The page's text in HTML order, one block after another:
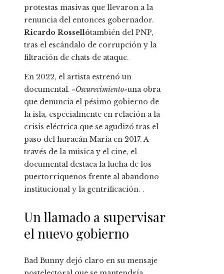
protestas masivas que llevaron a la
renuncia del entonces gobernador.
Ricardo Rossellótambién del PNP,
tras el escándalo de corrupción y la
filtración de chats de ataque.
En 2022, el artista estrenó un
documental. «Oscurecimiento»una obra
que denuncia el pésimo gobierno de
la isla, especialmente en relación a la
crisis eléctrica que se agudizó tras el
paso del huracán María en 2017. A
través de la música y el cine, el
documental destaca la lucha de los
puertorriqueños frente al abandono
institucional y la gentrificación. .
Un llamado a supervisar
el nuevo gobierno
Bad Bunny dejó claro en su mensaje